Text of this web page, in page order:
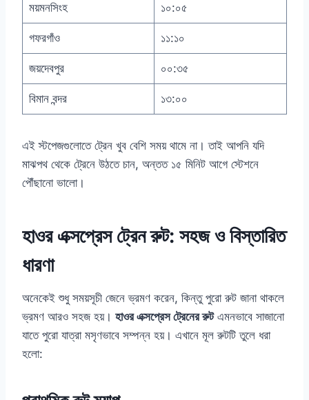
ময়মনসিংহ ১০:০৫
গফরগাঁও ১১:১০
জয়দেবপুর ০০:৩৫
বিমান বন্দর ১৩:০০
এই স্টপেজগুলোতে ট্রেন খুব বেশি সময় থামে না। তাই আপনি যদি
মাঝপথ থেকে ট্রেনে উঠতে চান, অন্তত ১৫ মিনিট আগে স্টেশনে
পৌঁছানো ভালো।
হাওর এক্সপ্রেস ট্রেন রুট: সহজ ও বিস্তারিত
ধারণা
অনেকেই শুধু সময়সূচী জেনে ভ্রমণ করেন, কিন্তু পুরো রুট জানা থাকলে
ভ্রমণ আরও সহজ হয়। হাওর এক্সপ্রেস ট্রেনের রুটএমনভাবে সাজানো
যাতে পুরো যাত্রা মসৃণভাবে সম্পন্ন হয়। এখানে মূল রুটটি তুলে ধরা
হলো: